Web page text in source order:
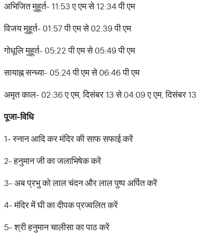
अभिजित मुहूर्त- 11:53 ए एम से 12:34 पी एम
विजय मुहूर्त- 01:57 पी एम से 02:39 पी एम
गोधूलि मुहूर्त- 05:22 पी एम से 05:49 पी एम
सायाह्न सन्ध्या- 05:24 पी एम से 06:46 पी एम
अमृत काल- 02:36 ए एम, दिसंबर 13 से 04:09 ए एम, दिसंबर 13
पूजा-विधि
1- स्नान आदि कर मंदिर की साफ सफाई करें
2- हनुमान जी का जलाभिषेक करें
3- अब प्रभु को लाल चंदन और लाल पुष्प अर्पित करें
4- मंदिर में घी का दीपक प्रज्वलित करें
5- श्री हनुमान चालीसा का पाठ करें